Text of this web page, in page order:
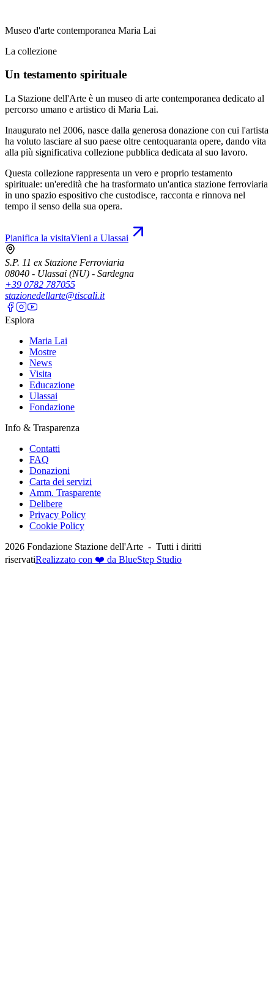
Museo d'arte contemporanea Maria Lai
La collezione
Un testamento spirituale
La Stazione dell'Arte è un museo di arte contemporanea dedicato al
percorso umano e artistico di Maria Lai.
Inaugurato nel 2006, nasce dalla generosa donazione con cui l'artista
ha voluto lasciare al suo paese oltre centoquaranta opere, dando vita
alla più significativa collezione pubblica dedicata al suo lavoro.
Questa collezione rappresenta un vero e proprio testamento
spirituale: un'eredità che ha trasformato un'antica stazione ferroviaria
in uno spazio espositivo che custodisce, racconta e rinnova nel
tempo il senso della sua opera.
Pianifica la visitaVieni a Ulassai
S.P. 11 ex Stazione Ferroviaria
08040 - Ulassai (NU) - Sardegna
+39 0782 787055
stazionedellarte@tiscali.it
Esplora
Maria Lai
Mostre
News
Visita
Educazione
Ulassai
Fondazione
Info & Trasparenza
Contatti
FAQ
Donazioni
Carta dei servizi
Amm. Trasparente
Delibere
Privacy Policy
Cookie Policy
2026 Fondazione Stazione dell'Arte - Tutti i diritti
riservatiRealizzato con ❤️ da BlueStep Studio